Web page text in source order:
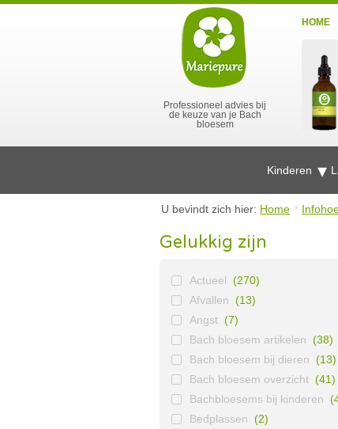
Professioneel advies bij
de keuze van je Bach
bloesem
HOME
Kinderen
U bevindt zich hier: Home
Gelukkig zijn
Actueel (270)
Afvallen (13)
Angst (7)
Bach bloesem artikelen (38)
Bach bloesem bij dieren (13)
Bach bloesem overzicht (41)
Bachbloesems bij kinderen
Bedplassen (2)